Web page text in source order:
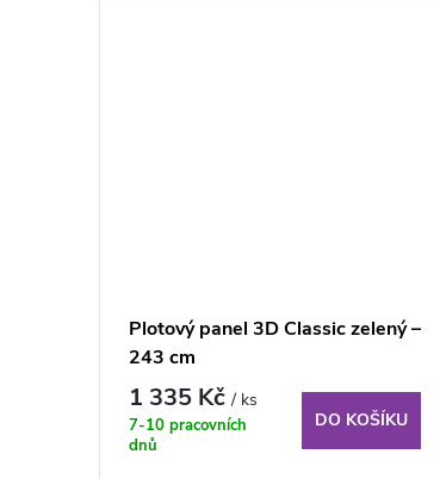
Plotový panel 3D Classic zelený –
243 cm
1 335 Kč/ ks
7-10 pracovních
dnů
DO KOŠÍKU